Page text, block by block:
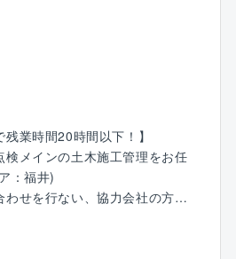
ライフバランスの並立を追求
残業時間20時間以下！】
検メインの土木施工管理をお任
：福井)
せを行ない、協力会社の方々
めていきます。
勤も半分ほどあり、働きやす